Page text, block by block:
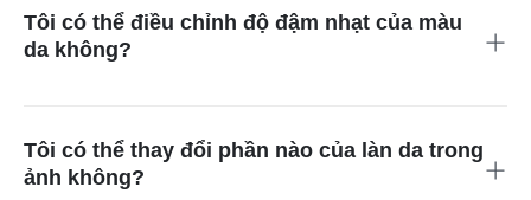
da, thay đổi tông màu, trong khi quần áo, phông nền và ánh
sáng vẫn nguyên vẹn.
Tôi có thể điều chỉnh độ đậm nhạt của màu
da không?
với mức độ như ý.
Tôi có thể thay đổi phần nào của làn da trong
ảnh không?